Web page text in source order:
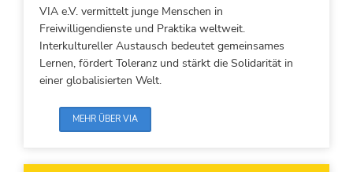
VIA e.V. vermittelt junge Menschen in
Freiwilligendienste und Praktika weltweit.
Interkultureller Austausch bedeutet gemeinsames
Lernen, fördert Toleranz und stärkt die Solidarität in
einer globalisierten Welt.
MEHR ÜBER VIA